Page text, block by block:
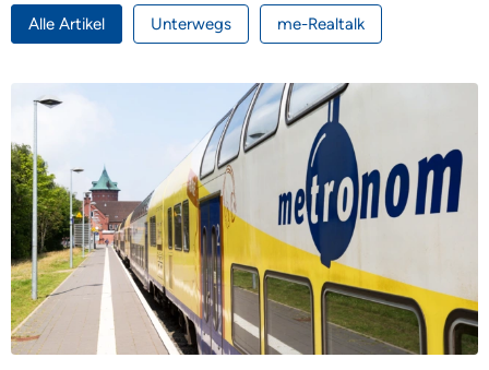
Alle Artikel Unterwegs me-Realtalk